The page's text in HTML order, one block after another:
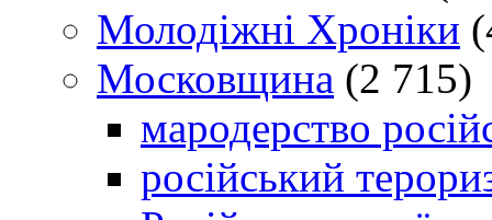
Молодіжні Хроніки
Московщина (2 715)
мародерство
російський